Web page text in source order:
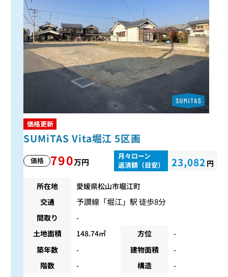
価格更新
SUMiTAS Vita堀江 5区画
価格 790万円
月々ローン
返済額（目安）
23,082 円
所在地
愛媛県松山市堀江町
交通
予讃線 「堀江」駅 徒歩8分
間取り
-
土地面積
148.74㎡ 方位
-
築年数
- 建物面積
-
階数
- 構造 -